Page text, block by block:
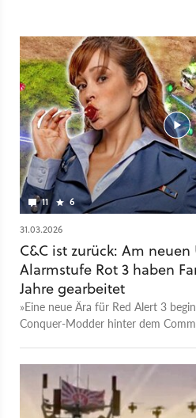
11 6
31.03.2026
C&C ist zurück: Am
Alarmstufe Rot 3 haben
Jahre gearbeitet
»Eine neue Ära für Red Alert 3
Conquer-Modder hinter dem
daran, den Strategie-Klassiker von
versetzen, den Electronic Arts
nie erreichte. Mit über 680